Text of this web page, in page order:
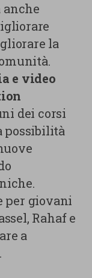
la
e video
dei corsi
possibilità
per giovani
Rahaf e
a
.